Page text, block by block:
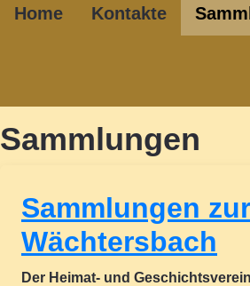
Home Kontakte
Sammlungen
Sammlungen
Wächtersbach
Der Heimat- und